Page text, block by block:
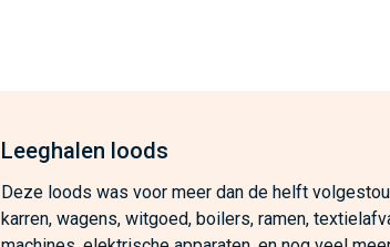
Leeghalen loods
Deze loods was voor meer dan de helft
karren, wagens, witgoed, boilers, ramen,